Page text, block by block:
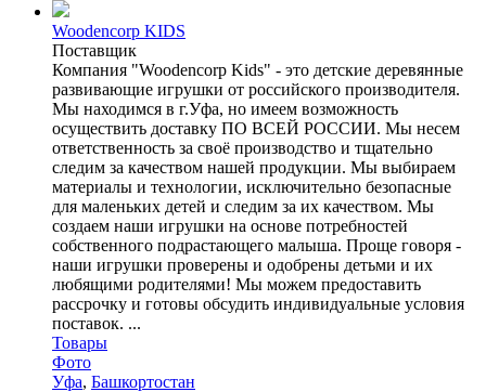
Woodencorp KIDS
Поставщик
Компания "Woodencorp Kids" - это детские деревянные
развивающие игрушки от российского производителя.
Мы находимся в г.Уфа, но имеем возможность
осуществить доставку ПО ВСЕЙ РОССИИ. Мы несем
ответственность за своё производство и тщательно
следим за качеством нашей продукции. Мы выбираем
материалы и технологии, исключительно безопасные
для маленьких детей и следим за их качеством. Мы
создаем наши игрушки на основе потребностей
собственного подрастающего малыша. Проще говоря -
наши игрушки проверены и одобрены детьми и их
любящими родителями! Мы можем предоставить
рассрочку и готовы обсудить индивидуальные условия
поставок. ...
Товары
Фото
Уфа, Башкортостан